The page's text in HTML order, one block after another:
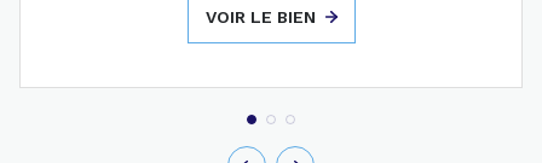
VOIR LE BIEN